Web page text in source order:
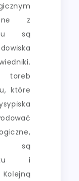
z
są
toreb
które
są
i